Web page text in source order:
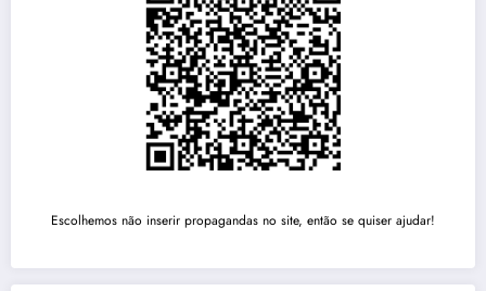
Escolhemos não inserir propagandas no site, então se quiser ajudar!